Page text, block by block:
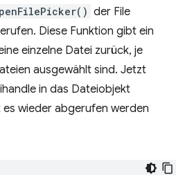
der File
Diese Funktion gibt ein
einzelne Datei zurück, je
ausgewählt sind. Jetzt
in das Dateiobjekt
wieder abgerufen werden